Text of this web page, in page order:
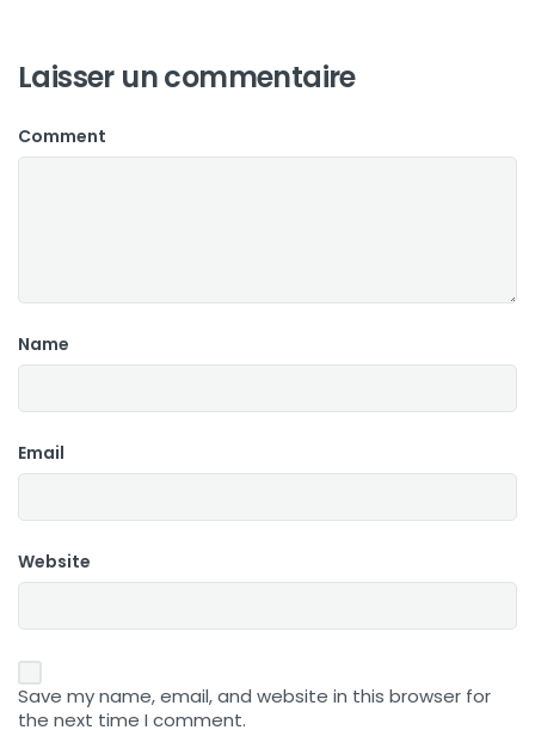
Laisser un commentaire
Comment
Name
Email
Website
Save my name, email, and website in this browser for
the next time I comment.